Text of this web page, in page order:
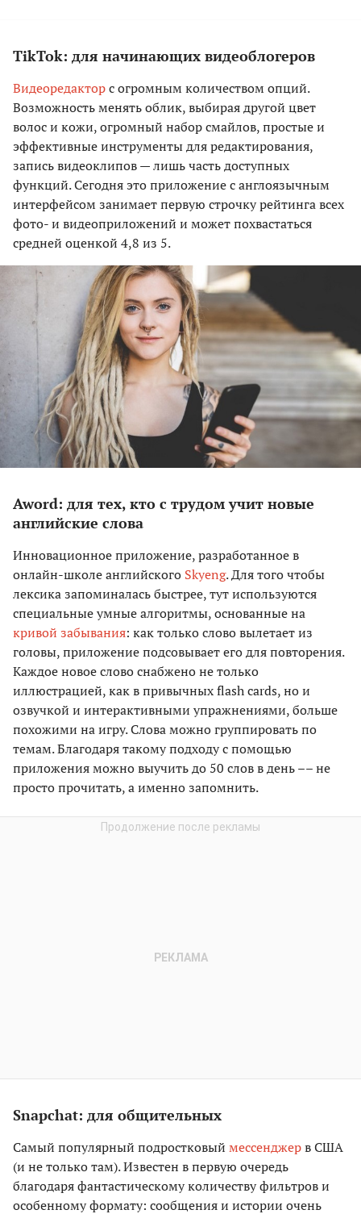
TikTok: для начинающих видеоблогеров
Видеоредакторс огромным количеством опций.
Возможность менять облик, выбирая другой цвет
волос и кожи, огромный набор смайлов, простые и
эффективные инструменты для редактирования,
запись видеоклипов — лишь часть доступных
функций. Сегодня это приложение с англоязычным
интерфейсом занимает первую строчку рейтинга всех
фото- и видеоприложений и может похвастаться
средней оценкой 4,8 из 5.
Aword: для тех, кто с трудом учит новые
английские слова
Инновационноеприложение, разработанное в
онлайн-школе английского Skyeng. Для того чтобы
лексика запоминалась быстрее, тут используются
специальные умные алгоритмы, основанные на
кривой забывания: как только слово вылетает из
головы, приложение подсовывает его для повторения.
Каждое новое слово снабжено не только
иллюстрацией, как в привычных flash cards, но и
озвучкой и интерактивными упражнениями, больше
похожими на игру. Слова можно группировать по
темам. Благодаря такому подходу с помощью
приложения можно выучить до 50 слов в день –– не
просто прочитать, а именно запомнить.
Snapchat: для общительных
Самый популярный подростковый мессенджерв США
(и не только там). Известен в первую очередь
благодаря фантастическому количеству фильтров и
особенному формату: сообщения и истории очень